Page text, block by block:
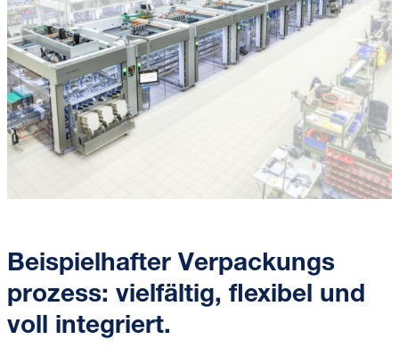
BeispielhafterVerpackungs
prozess: vielfältig, flexibel und
voll integriert.